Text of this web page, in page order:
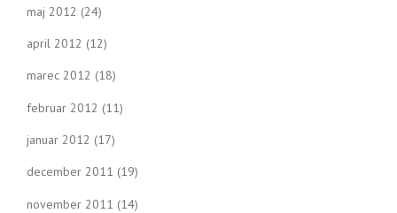
maj 2012 (24)
april 2012 (12)
marec 2012 (18)
februar 2012 (11)
januar 2012 (17)
december 2011 (19)
november 2011 (14)